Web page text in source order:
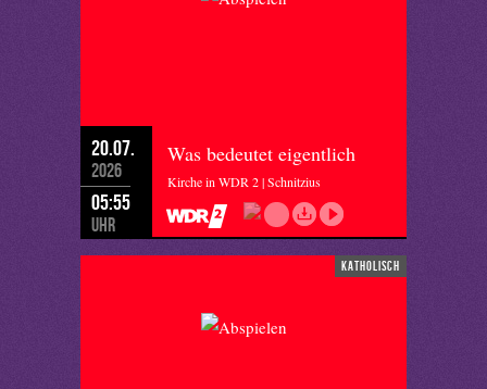
20.07.
2026
05:55
Uhr
Was bedeutet eigentlich
Kirche in WDR 2 | Schnitzius
katholisch